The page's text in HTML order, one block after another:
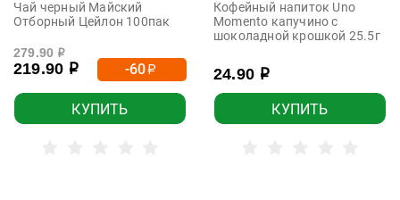
Чай черный Майский
Отборный Цейлон 100пак
279.90 р
219.90 р -60р
КУПИТЬ
Кофейный напиток Uno
Momento капучино с
шоколадной крошкой 25.5г
24.90 р
КУПИТЬ